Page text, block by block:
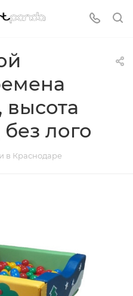
высота
лого
в Краснодаре